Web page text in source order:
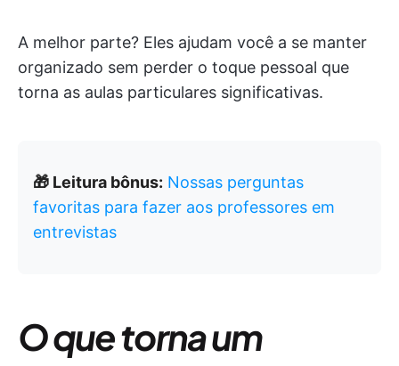
A melhor parte? Eles ajudam você a se manter
organizado sem perder o toque pessoal que
torna as aulas particulares significativas.
🎁 Leitura bônus: Nossas perguntas
favoritas para fazer aos professores em
entrevistas
O que torna um